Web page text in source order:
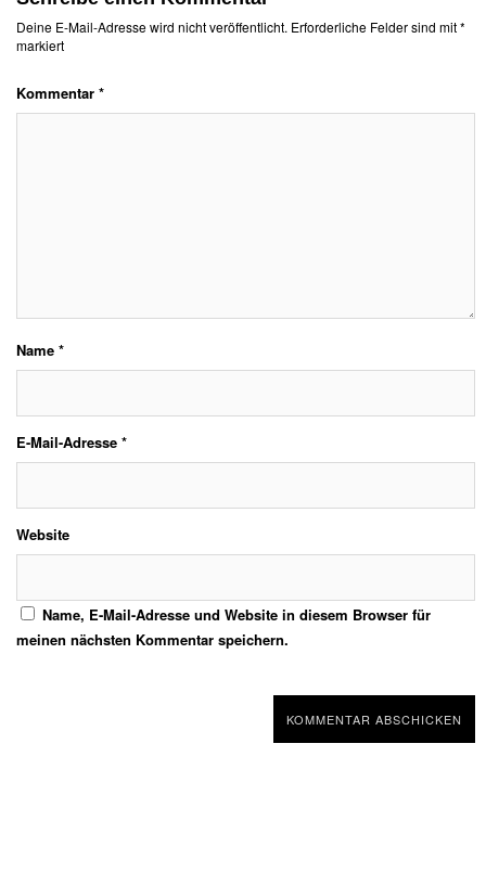
Deine E-Mail-Adresse wird nicht veröffentlicht. Erforderliche Felder sind mit*
markiert
Kommentar *
Name *
E-Mail-Adresse *
Website
Name, E-Mail-Adresse und Website in diesem Browser für
meinen nächsten Kommentar speichern.